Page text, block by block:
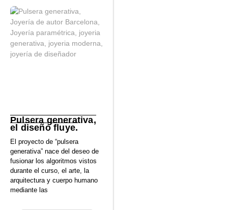
Pulsera generativa,
el diseño fluye.
El proyecto de “pulsera
generativa” nace del deseo de
fusionar los algoritmos vistos
durante el curso, el arte, la
arquitectura y cuerpo humano
mediante las